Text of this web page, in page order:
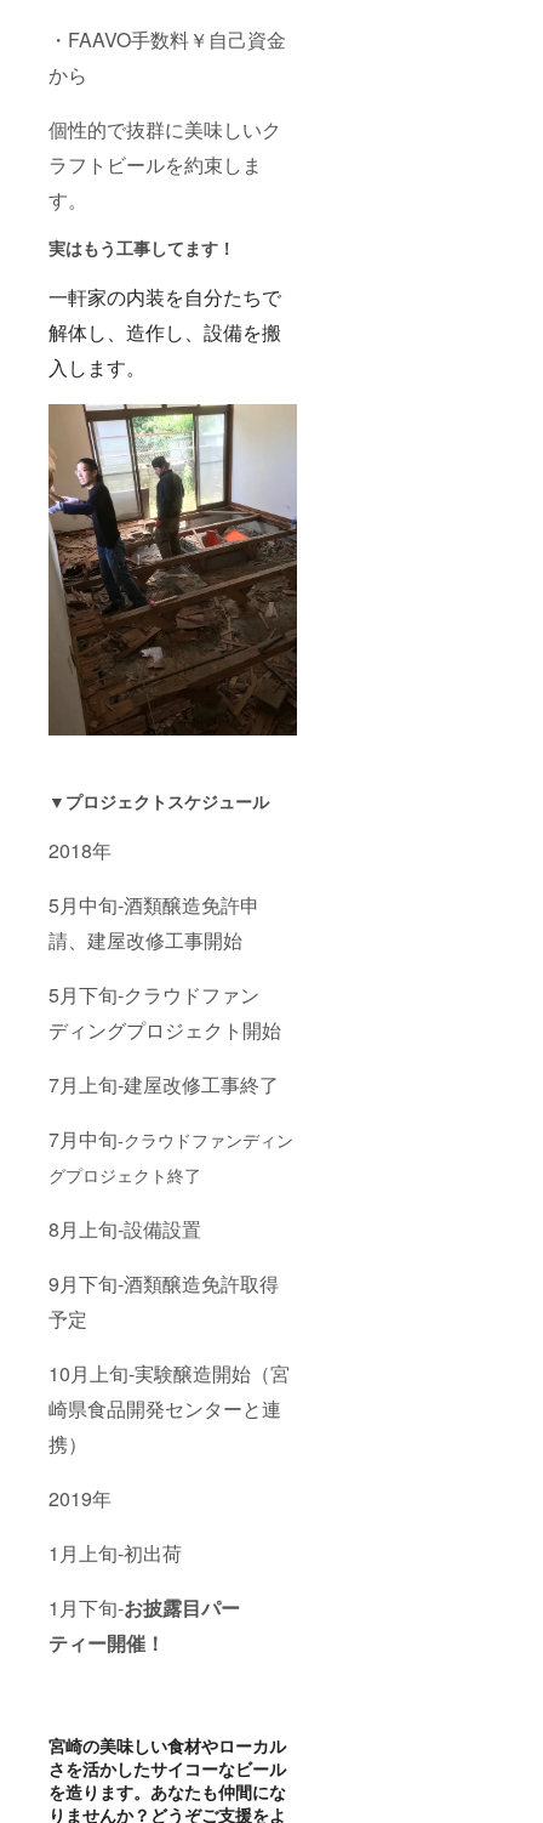
・FAAVO手数料￥自己資金
から
個性的で抜群に美味しいク
ラフトビールを約束しま
す。
実はもう工事してます！
一軒家の内装を自分たちで
解体し、造作し、設備を搬
入します。
▼プロジェクトスケジュール
2018年
5月中旬-酒類醸造免許申
請、建屋改修工事開始
5月下旬-クラウドファン
ディングプロジェクト開始
7月上旬-建屋改修工事終了
7月中旬-クラウドファンディン
グプロジェクト終了
8月上旬-設備設置
9月下旬-酒類醸造免許取得
予定
10月上旬-実験醸造開始（宮
崎県食品開発センターと連
携）
2019年
1月上旬-初出荷
1月下旬-お披露目パー
ティー開催！
宮崎の美味しい食材やローカル
さを活かしたサイコーなビール
を造ります。 あなたも仲間にな
りませんか？ どうぞご支援をよ